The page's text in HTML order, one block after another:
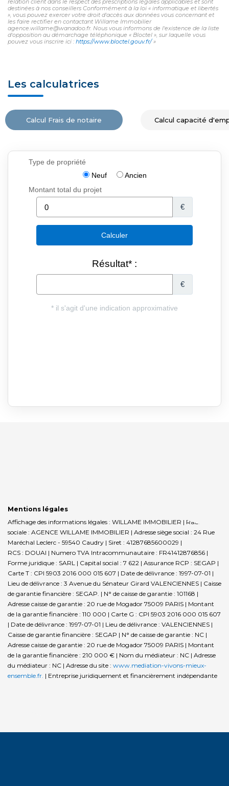
destinées à nos conseillers Conformément à la loi « informatique et libertés
», vous pouvez exercer votre droit d'accès aux données vous concernant et
les faire rectifier en contactant Willame Immobilier
agence.willame@wanadoo.fr. Nous vous informons de l'existence de la liste
d'opposition au démarchage téléphonique « Bloctel », sur laquelle vous
pouvez vous inscrire ici : https://www.bloctel.gouv.fr/»
Les calculatrices
Calcul Frais de notaire Calcul capacité
Mentions légales
Affichage des informations légales : WILLAME IMMOBILIER | Raison
sociale : AGENCE WILLAME IMMOBILIER | Adresse siège social : 24 Rue
Maréchal Leclerc - 59540 Caudry | Siret : 41287685600029 |
RCS : DOUAI | Numero TVA Intracommunautaire : FR41412876856 |
Forme juridique : SARL | Capital social : 7 622 | Assurance RCP : SEGAP |
Carte T : CPI 5903 2016 000 015 607 | Date de délivrance : 1997-07-01 |
Lieu de délivrance : 3 Avenue du Sénateur Girard VALENCIENNES | Caisse
de garantie financière : SEGAP. | N° de caisse de garantie : 101168 |
Adresse caisse de garantie : 20 rue de Mogador 75009 PARIS | Montant
de la garantie financière : 110 000 | Carte G : CPI 5903 2016 000 015 607
| Date de délivrance : 1997-07-01 | Lieu de délivrance : VALENCIENNES |
Caisse de garantie financière : SEGAP | N° de caisse de garantie : NC |
Adresse caisse de garantie : 20 rue de Mogador 75009 PARIS | Montant
de la garantie financière : 210 000 € | Nom du médiateur : NC | Adresse
du médiateur : NC | Adresse du site : www.mediation-vivons-mieux-
ensemble.fr. | Entreprise juridiquement et financièrement indépendante